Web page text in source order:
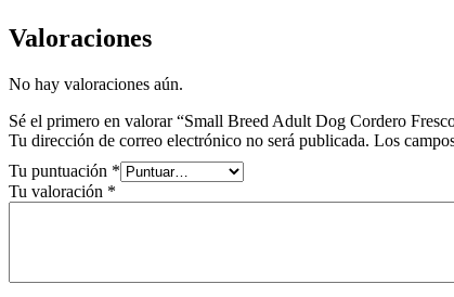
Valoraciones
No hay valoraciones aún.
Sé el primero en valorar “Small Breed Adult Dog Cordero
Tu dirección de correo electrónico no será publicada. Los
Tu puntuación *
Tu valoración *